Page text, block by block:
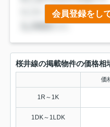
会員登録をし
桜井線の掲載物件の価格相
価
1R～1K
1DK～1LDK